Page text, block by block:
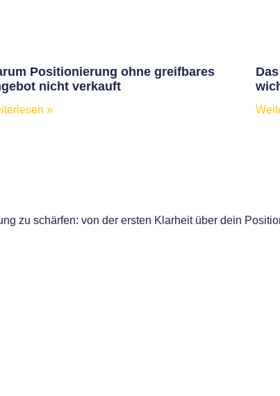
Positionierung ohne greifbares
nicht verkauft
»
zu schärfen: von der ersten Klarheit über dein